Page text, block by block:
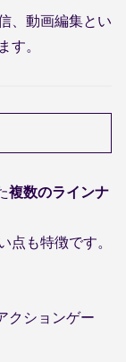
、動画編集とい
す。
複数のラインナ
点も特徴です。
クションゲー